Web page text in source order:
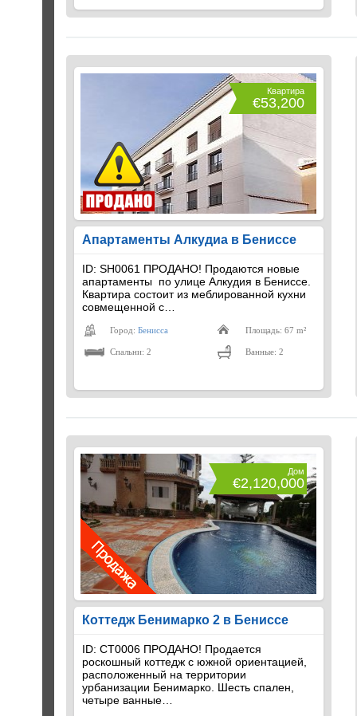
Квартира
€53,200
Апартаменты Алкудиа в Бениссе
ID: SH0061 ПРОДАНО! Продаются новые
апартаменты по улице Алкудия в Бениссе.
Квартира состоит из меблированной кухни
совмещенной с…
Город: Бенисса Площадь: 67 m²
Спальни: 2 Ванные: 2
Дом
€2,120,000
Коттедж Бенимарко 2 в Бениссе
ID: CT0006 ПРОДАНО! Продается
роскошный коттедж с южной ориентацией,
расположенный на территории
урбанизации Бенимарко. Шесть спален,
четыре ванные…